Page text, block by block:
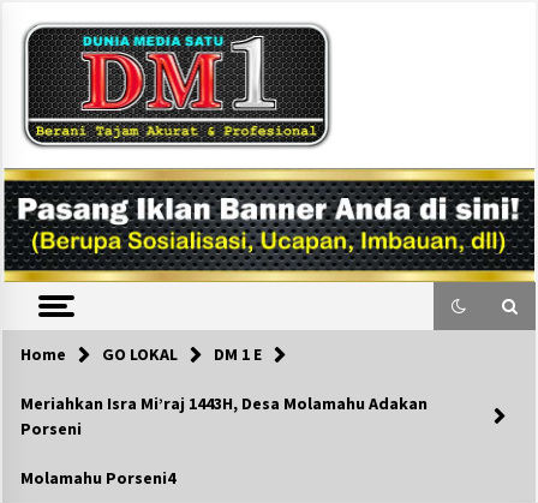
content
DM1
Home GO LOKAL DM 1 E
Meriahkan Isra Mi’raj 1443H, Desa Molamahu Adakan
Porseni
Molamahu Porseni4